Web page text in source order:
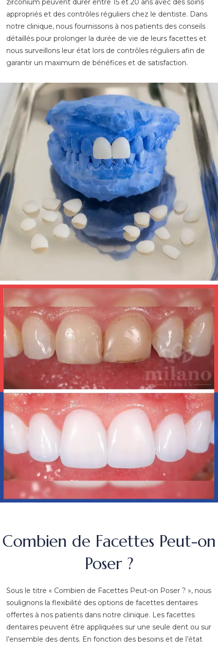
zirconium peuvent durer entre 15 et 20 ans avec des soins
appropriés et des contrôles réguliers chez le dentiste. Dans
notre clinique, nous fournissons à nos patients des conseils
détaillés pour prolonger la durée de vie de leurs facettes et
nous surveillons leur état lors de contrôles réguliers afin de
garantir un maximum de bénéfices et de satisfaction.
Combien de Facettes Peut-on
Poser ?
Sous le titre « Combien de Facettes Peut-on Poser ? », nous
soulignons la flexibilité des options de facettes dentaires
offertes à nos patients dans notre clinique. Les facettes
dentaires peuvent être appliquées sur une seule dent ou sur
l’ensemble des dents. En fonction des besoins et de l’état